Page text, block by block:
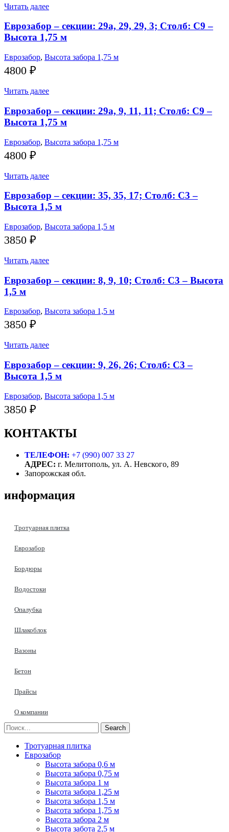
Читать далее
Еврозабор – секции: 29а, 29, 29, 3; Столб: С9 –
Высота 1,75 м
Еврозабор, Высота забора 1,75 м
4800 ₽
Читать далее
Еврозабор – секции: 29а, 9, 11, 11; Столб: С9 –
Высота 1,75 м
Еврозабор, Высота забора 1,75 м
4800 ₽
Читать далее
Еврозабор – секции: 35, 35, 17; Столб: С3 –
Высота 1,5 м
Еврозабор, Высота забора 1,5 м
3850 ₽
Читать далее
Еврозабор – секции: 8, 9, 10; Столб: С3 – Высота
1,5 м
Еврозабор, Высота забора 1,5 м
3850 ₽
Читать далее
Еврозабор – секции: 9, 26, 26; Столб: С3 –
Высота 1,5 м
Еврозабор, Высота забора 1,5 м
3850 ₽
КОНТАКТЫ
ТЕЛЕФОН: +7 (990) 007 33 27
АДРЕС: г. Мелитополь, ул. А. Невского, 89
Запорожская обл.
информация
Тротуарная плитка
Еврозабор
Бордюры
Водостоки
Опалубка
Шлакоблок
Вазоны
Бетон
Прайсы
О компании
Search
Тротуарная плитка
Еврозабор
Высота забора 0,6 м
Высота забора 0,75 м
Высота забора 1 м
Высота забора 1,25 м
Высота забора 1,5 м
Высота забора 1,75 м
Высота забора 2 м
Высота забота 2,5 м